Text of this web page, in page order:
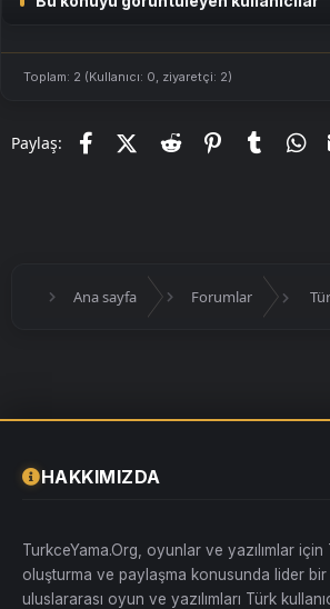
Toplam: 2 (Kullanıcı: 0, ziyaretçi: 2)
Paylaş: FacebookX (Twitter)
Reddit PinterestTumblr
Ana sayfa Forumlar
HAKKIMIZDA
TurkceYama.Org, oyunlar ve yazılımlar için
oluşturma ve paylaşma konusunda lider bir
uluslararası oyun ve yazılımları Türk